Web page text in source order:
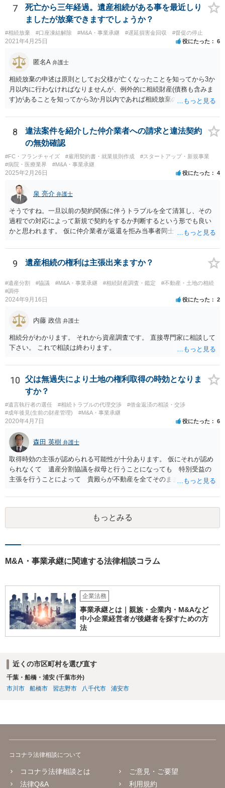
7
死亡から三年経過。遺産相続がある事を最近しり
ましたが放棄できますでしょうか？
#相続放棄 #口座凍結解除 #M&A・事業承継 #遅延損害金回収 #督促の停止
2021年4月25日 役にたった 6
匿名A 弁護士
相続放棄の申述は原則としてお父様が亡くなったことを知ってから3か
月以内に行わなければなりませんが、例外的に相続財産(債務も含みま
す)があることを知ってから3か月以内であれば相続放棄の申述が認め
したら、早急に家裁に行って相続放棄の申述をしたい旨告げて必要な
書類を提出されることをおすすめいたします。 なお、お父様の債務が
他にもあるかもしれないというリスクを考えますと、相続放棄の申述
にあたっては、法テラスの無料相談等を利用して弁護士に相談するこ
とも十分考えられるかと存じます。また、ご記載いただいた事実関係
を拝見するかぎり、再婚相手のかたは既に相続放棄をされている可能
8
違法案件を紹介した仲介業者への請求と違法契約
の無効確認
#FC・フランチャイズ #雇用契約書・就業規則作成
#スタートアップ・新規事業
#病院・医療業界
#M&A・事業承継
2025年2月26日 役にたった 4
泉 亮介 弁護士
そうですね。一旦以前の契約関係に伴うトラブルを全て清算し、その
過程での対応によって新規で契約をするか判断するという形でも良い
かと思われます。 仮に仲介業者が返還を拒み当事者同士での解決が困
9 遺産相続の権利は主張出来ますか？
#遺産分割 #協議 #M&A・事業承継 #相続財産調査・鑑定
#不動産・土地の相続
#調停
2024年9月16日 役にたった 2
内藤 政信 弁護士
相続分がわかります。 それから資産調査です。 直接専門家に相談して
下さい。 これで相談は終わります。
10
父は無過失により土地の権利取得の時効となりま
すか？
#遺言執行者の選任 #相続トラブルの代理交渉
#借金返済の相談・交渉
#成年後見(生前の財産管理)
#M&A・事業承継
2020年4月7日 役にたった 6
森田 英樹 弁護士
取得時効の主張が認められる可能性が十分あります。 仮にそれが認め
られなくて 遺産分割協議を叔母と行うことになっても 特別受益の
主張を行うことによって 貴殿らが不動産を全てそのまま取得できる
もっとみる
M&A・事業承継に関連する法律相談コラム
企業法務
事業承継とは｜親族・企業内・M&Aなど
中小企業経営者が後継者を探すための方
法
近くの市区町村を選び直す
千葉・船橋・浦安 (千葉市外)
市川市
船橋市 習志野市 八千代市 浦安市
ココナラ法律相談について
ココナラ法律相談とは
法律Q&A
ご意見・ご要望
利用規約